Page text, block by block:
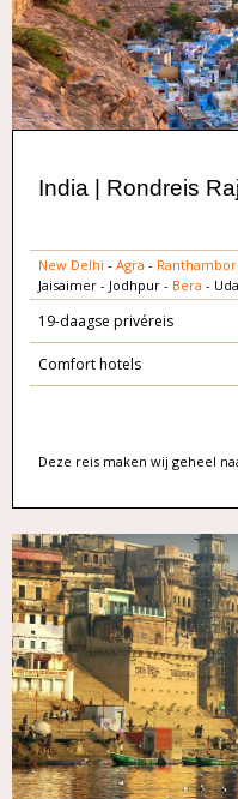
India | Rondreis
New Delhi - Agra -
Jaisaimer - Jodhpur - Bera -
19-daagse privéreis
Comfort hotels
Deze reis maken wij geheel